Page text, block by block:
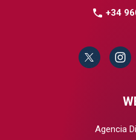
+34
Agencia